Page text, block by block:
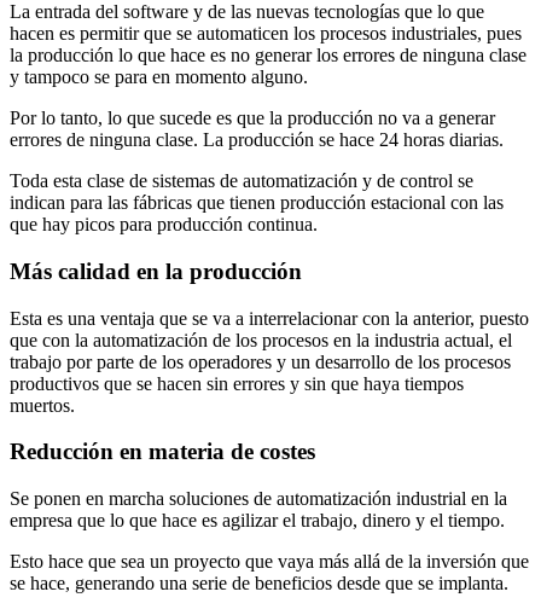
La entrada del software y de las nuevas tecnologías que lo que
hacen es permitir que se automaticen los procesos industriales, pues
la producción lo que hace es no generar los errores de ninguna clase
y tampoco se para en momento alguno.
Por lo tanto, lo que sucede es que la producción no va a generar
errores de ninguna clase. La producción se hace 24 horas diarias.
Toda esta clase de sistemas de automatización y de control se
indican para las fábricas que tienen producción estacional con las
que hay picos para producción continua.
Más calidad en la producción
Esta es una ventaja que se va a interrelacionar con la anterior, puesto
que con la automatización de los procesos en la industria actual, el
trabajo por parte de los operadores y un desarrollo de los procesos
productivos que se hacen sin errores y sin que haya tiempos
muertos.
Reducción en materia de costes
Se ponen en marcha soluciones de automatización industrial en la
empresa que lo que hace es agilizar el trabajo, dinero y el tiempo.
Esto hace que sea un proyecto que vaya más allá de la inversión que
se hace, generando una serie de beneficios desde que se implanta.